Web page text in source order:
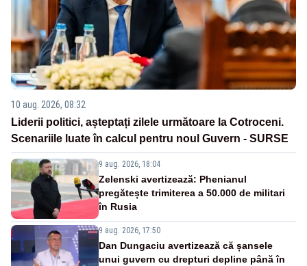
10 aug. 2026, 08:32
Liderii politici, așteptați zilele următoare la Cotroceni.
Scenariile luate în calcul pentru noul Guvern - SURSE
9 aug. 2026, 18:04
Zelenski avertizează: Phenianul
pregătește trimiterea a 50.000 de militari
în Rusia
9 aug. 2026, 17:50
Dan Dungaciu avertizează că șansele
unui guvern cu drepturi depline până în